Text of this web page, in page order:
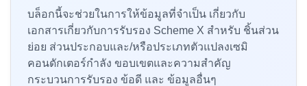
บล็อกนี้จะช่วยในการให้ข้อมูลที่จำเป็น เกี่ยวกับ
เอกสารเกี่ยวกับการรับรอง Scheme X สำหรับ ชิ้นส่วน
ย่อย ส่วนประกอบและ/หรือประเภทตัวแปลงเซมิ
คอนดักเตอร์กำลัง ขอบเขตและความสำคัญ
กระบวนการรับรอง ข้อดี และ ข้อมูลอื่นๆ